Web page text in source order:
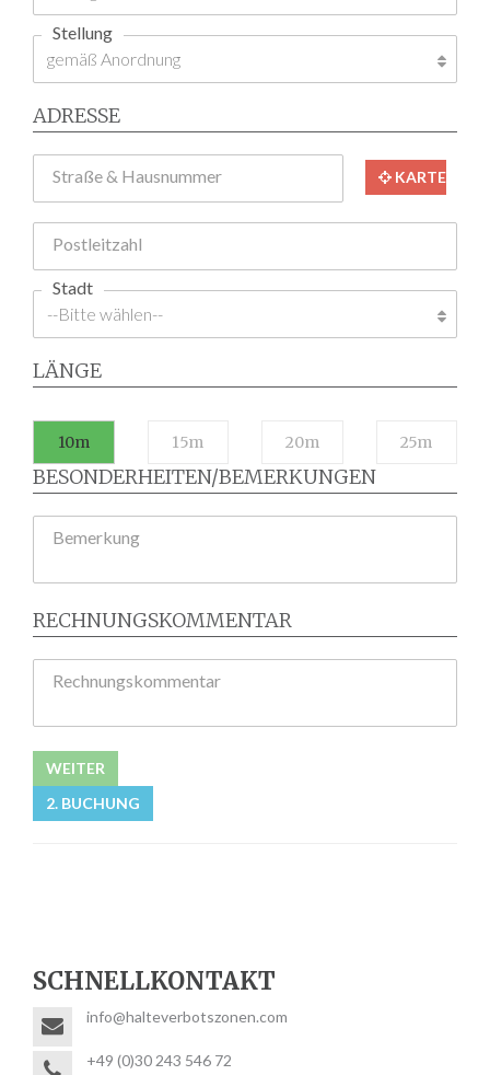
Stellung
ADRESSE
Straße & Hausnummer KARTE
Postleitzahl
Stadt
LÄNGE
10m 15m 20m 25m
BESONDERHEITEN/BEMERKUNGEN
Bemerkung
RECHNUNGSKOMMENTAR
Rechnungskommentar
WEITER
2. BUCHUNG
SCHNELLKONTAKT
info@halteverbotszonen.com
+49 (0)30 243 546 72